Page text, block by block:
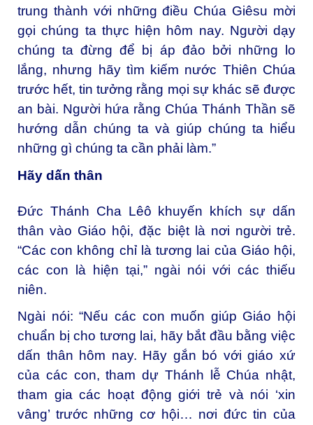
trung thành với những điều Chúa Giêsu mời
gọi chúng ta thực hiện hôm nay. Người dạy
chúng ta đừng để bị áp đảo bởi những lo
lắng, nhưng hãy tìm kiếm nước Thiên Chúa
trước hết, tin tưởng rằng mọi sự khác sẽ được
an bài. Người hứa rằng Chúa Thánh Thần sẽ
hướng dẫn chúng ta và giúp chúng ta hiểu
những gì chúng ta cần phải làm.”
Hãy dấn thân
Đức Thánh Cha Lêô khuyến khích sự dấn
thân vào Giáo hội, đặc biệt là nơi người trẻ.
“Các con không chỉ là tương lai của Giáo hội,
các con là hiện tại,” ngài nói với các thiếu
niên.
Ngài nói: “Nếu các con muốn giúp Giáo hội
chuẩn bị cho tương lai, hãy bắt đầu bằng việc
dấn thân hôm nay. Hãy gắn bó với giáo xứ
của các con, tham dự Thánh lễ Chúa nhật,
tham gia các hoạt động giới trẻ và nói ‘xin
vâng’ trước những cơ hội… nơi đức tin của